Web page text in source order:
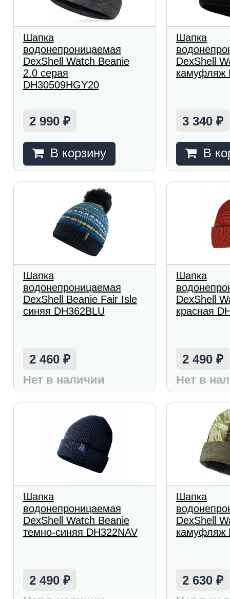
Шапка
водонепроницаемая
DexShell Watch Beanie
2.0 серая
DH30509HGY20
2 990 ₽
В корзину
Шапка
DexShell
камуфляж
3 340₽
В
Шапка
водонепроницаемая
DexShell Beanie Fair Isle
синяя DH362BLU
2 460 ₽
Нет в наличии
Шапка
DexShell
красная
2 490₽
Нет в
Шапка
водонепроницаемая
DexShell Watch Beanie
темно-синяя DH322NAV
2 490 ₽
Шапка
DexShell
камуфляж
2 630₽